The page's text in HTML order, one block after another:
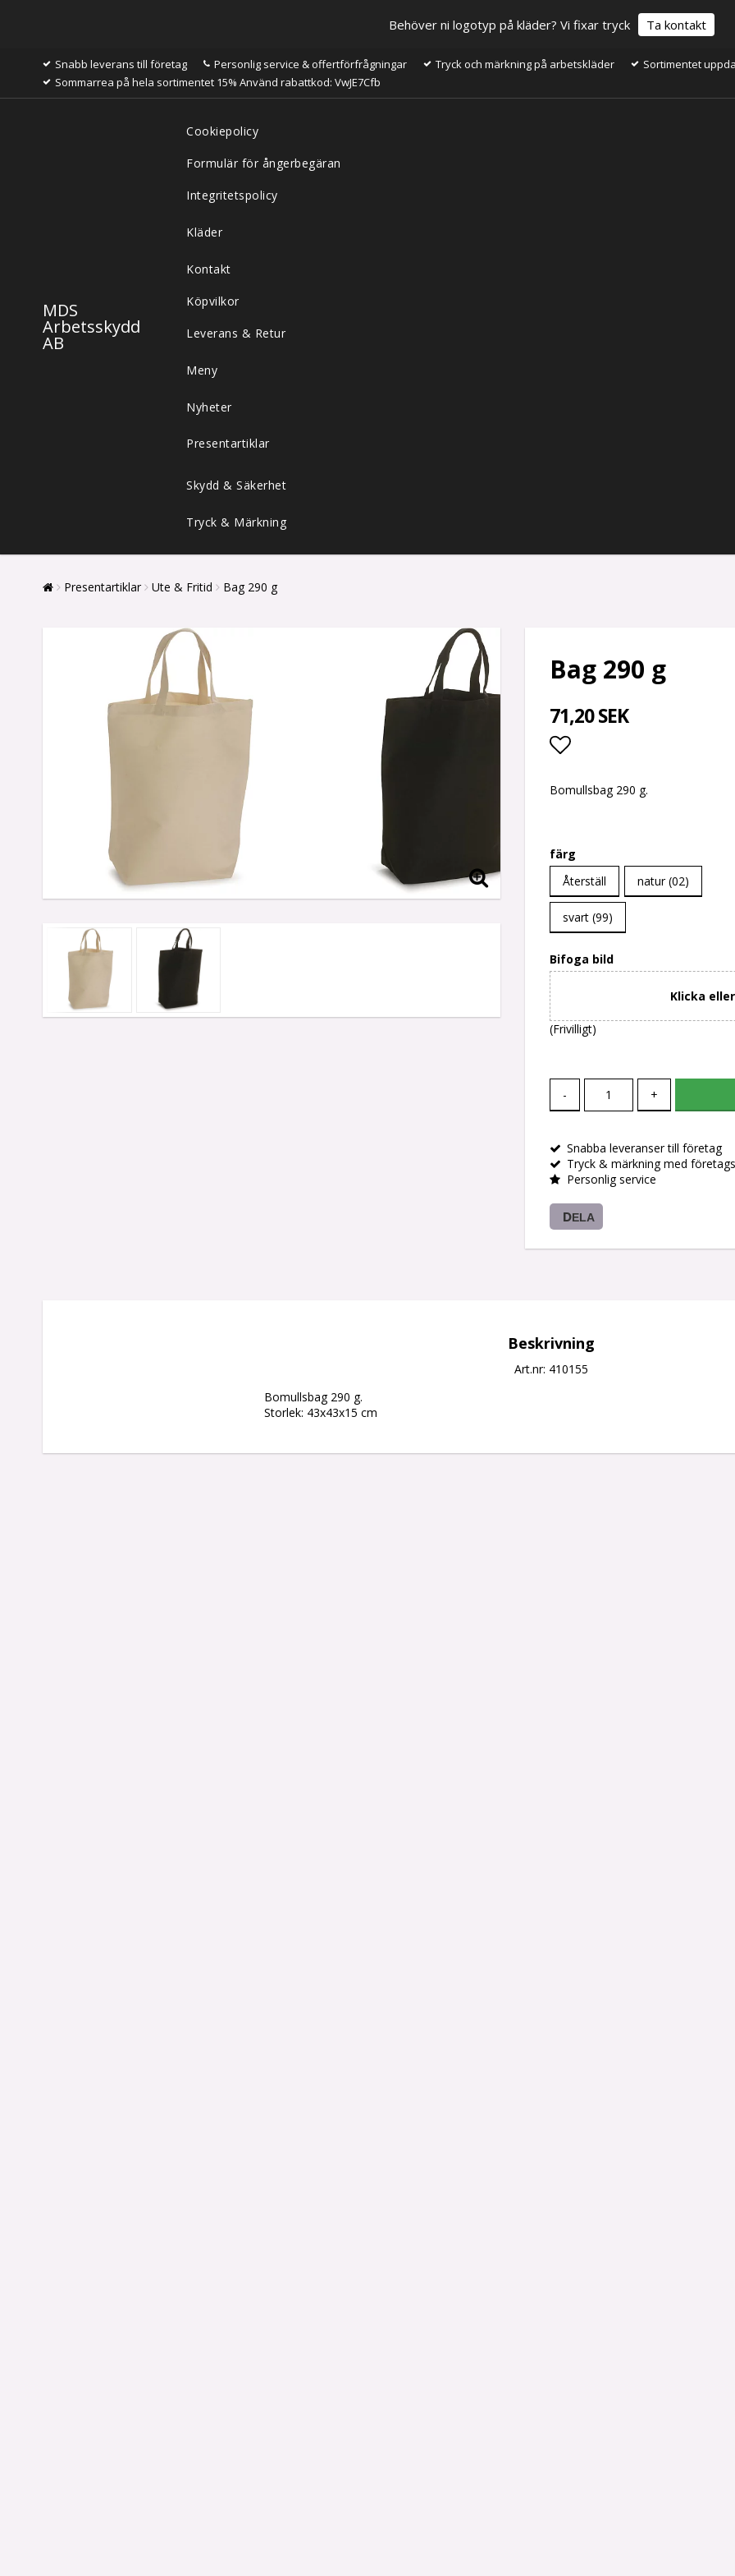
Behöver ni logotyp på kläder? Vi fixar tryck Ta kontakt
Snabb leverans till företag Personlig service & offertförfrågningar Tryck och märkning på arbetskläder
Sortimentet
Sommarrea på hela sortimentet 15% Använd rabattkod: VwJE7Cfb
MDS
Arbetsskydd
AB
Cookiepolicy
Formulär för ångerbegäran
Integritetspolicy
Kläder
Kontakt
Köpvilkor
Leverans & Retur
Meny
Nyheter
Presentartiklar
Skydd & Säkerhet
Tryck & Märkning
Presentartiklar Ute & Fritid Bag 290 g
Bag 290 g
71,20 SEK
Bomullsbag 290 g.
färg
Återställ
natur (02)
svart (99)
Bifoga bild
Klicka
(Frivilligt)
- +
Snabba leveranser till företag
Tryck & märkning med
Personlig service
DELA
Beskrivning
Art.nr: 410155
Bomullsbag 290 g.